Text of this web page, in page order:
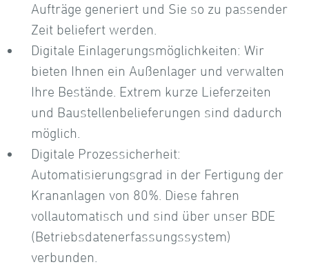
Aufträge generiert und Sie so zu passender
Zeit beliefert werden.
Digitale Einlagerungsmöglichkeiten: Wir
bieten Ihnen ein Außenlager und verwalten
Ihre Bestände. Extrem kurze Lieferzeiten
und Baustellenbelieferungen sind dadurch
möglich.
Digitale Prozessicherheit:
Automatisierungsgrad in der Fertigung der
Krananlagen von 80%. Diese fahren
vollautomatisch und sind über unser BDE
(Betriebsdatenerfassungssystem)
verbunden.